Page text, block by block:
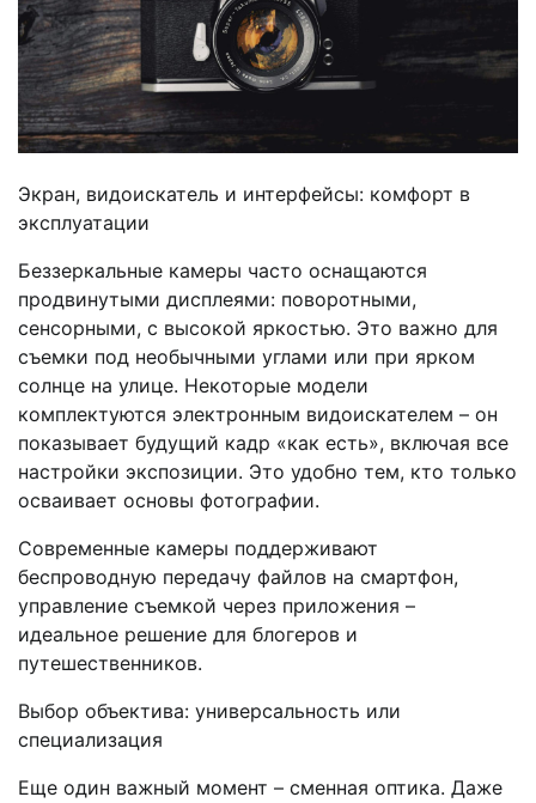
Экран, видоискатель и интерфейсы: комфорт в
эксплуатации
Беззеркальные камеры часто оснащаются
продвинутыми дисплеями: поворотными,
сенсорными, с высокой яркостью. Это важно для
съемки под необычными углами или при ярком
солнце на улице. Некоторые модели
комплектуются электронным видоискателем – он
показывает будущий кадр «как есть», включая все
настройки экспозиции. Это удобно тем, кто только
осваивает основы фотографии.
Современные камеры поддерживают
беспроводную передачу файлов на смартфон,
управление съемкой через приложения –
идеальное решение для блогеров и
путешественников.
Выбор объектива: универсальность или
специализация
Еще один важный момент – сменная оптика. Даже